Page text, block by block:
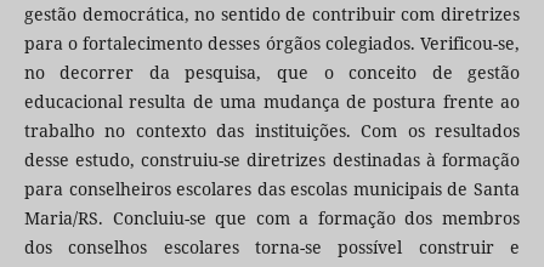
gestão democrática, no sentido de contribuir com diretrizes
para o fortalecimento desses órgãos colegiados. Verificou-se,
no decorrer da pesquisa, que o conceito de gestão
educacional resulta de uma mudança de postura frente ao
trabalho no contexto das instituições. Com os resultados
desse estudo, construiu-se diretrizes destinadas à formação
para conselheiros escolares das escolas municipais de Santa
Maria/RS. Concluiu-se que com a formação dos membros
dos conselhos escolares torna-se possível construir e